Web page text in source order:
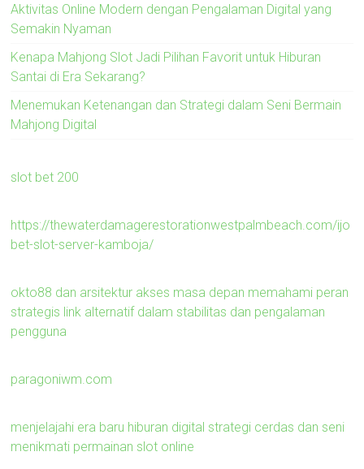
Aktivitas Online Modern dengan Pengalaman Digital yang
Semakin Nyaman
Kenapa Mahjong Slot Jadi Pilihan Favorit untuk Hiburan
Santai di Era Sekarang?
Menemukan Ketenangan dan Strategi dalam Seni Bermain
Mahjong Digital
slot bet 200
https://thewaterdamagerestorationwestpalmbeach.com/ijo
bet-slot-server-kamboja/
okto88 dan arsitektur akses masa depan memahami peran
strategis link alternatif dalam stabilitas dan pengalaman
pengguna
paragoniwm.com
menjelajahi era baru hiburan digital strategi cerdas dan seni
menikmati permainan slot online